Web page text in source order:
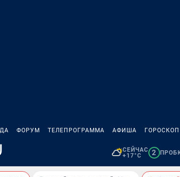
ФОРУМ ТЕЛЕПРОГРАММА АФИША ГОРОСКОП
СЕЙЧАС
+17°C
2